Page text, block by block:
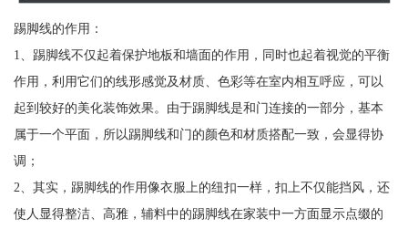
踢脚线的作用：
1、踢脚线不仅起着保护地板和墙面的作用，同时也起着视觉的平衡
作用，利用它们的线形感觉及材质、色彩等在室内相互呼应，可以
起到较好的美化装饰效果。由于踢脚线是和门连接的一部分，基本
属于一个平面，所以踢脚线和门的颜色和材质搭配一致，会显得协
调；
2、其实，踢脚线的作用像衣服上的纽扣一样，扣上不仅能挡风，还
使人显得整洁、高雅，辅料中的踢脚线在家装中一方面显示点缀的